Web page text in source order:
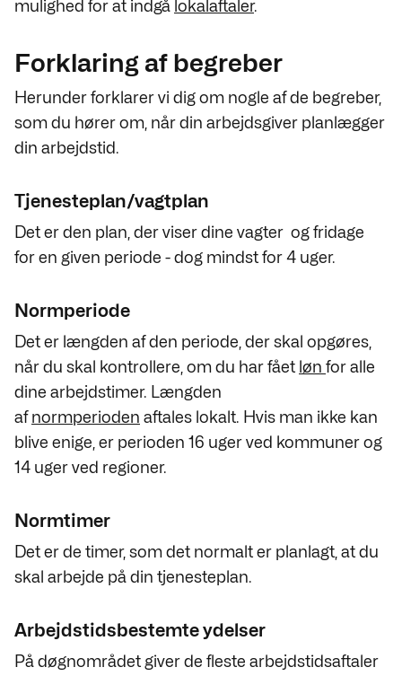
mulighed for at indgå lokalaftaler.
Forklaring af begreber
Herunder forklarer vi dig om nogle af de begreber,
som du hører om, når din arbejdsgiver planlægger
din arbejdstid.
Tjenesteplan/vagtplan
Det er den plan, der viser dine vagter og fridage
for en given periode - dog mindst for 4 uger.
Normperiode
Det er længden af den periode, der skal opgøres,
når du skal kontrollere, om du har fået løn for alle
dine arbejdstimer. Længden
afnormperioden aftales lokalt. Hvis man ikke kan
blive enige, er perioden 16 uger ved kommuner og
14 uger ved regioner.
Normtimer
Det er de timer, som det normalt er planlagt, at du
skal arbejde på din tjenesteplan.
Arbejdstidsbestemte ydelser
På døgnområdet giver de fleste arbejdstidsaftaler